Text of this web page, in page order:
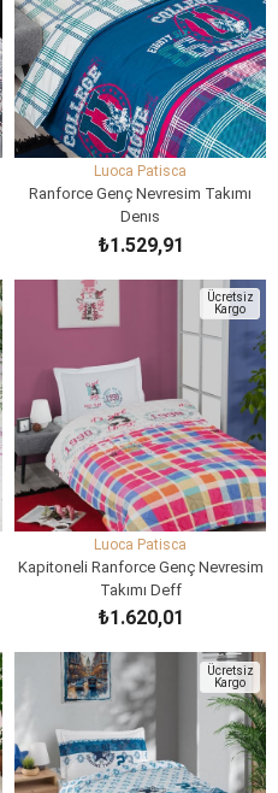
Luoca Patisca
Ranforce Genç Nevresim Takımı
Denıs
₺1.529,91
SEPETE EKLE
Ücretsiz
Kargo
Luoca Patisca
Kapitoneli Ranforce Genç Nevresim
Takımı Deff
₺1.620,01
SEPETE EKLE
Ücretsiz
Kargo